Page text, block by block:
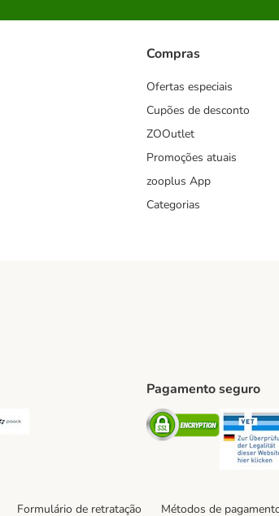
Compras
Ofertas especiais
Cupões de desconto
ZOOutlet
Promoções atuais
zooplus App
Categorias
Shipping Method
Shipping Method
Paack Shipping Method
Pagamento seguro
Security
Formulário de retratação Métodos de